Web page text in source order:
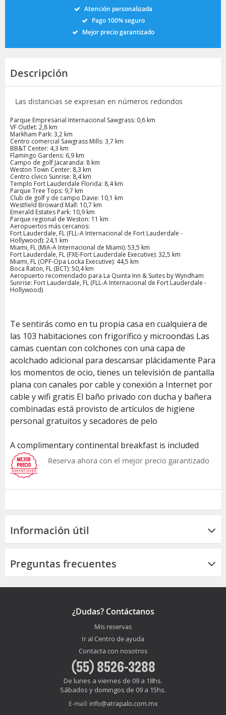
Atención personalizada
Pago 100% seguro
Mejor precio garantizado
Descripción
Las distancias se expresan en números redondos
Parque Empresarial Internacional Sawgrass: 0,6 km
VF Outlet: 2,8 km
Markham Park: 3,2 km
Centro comercial Sawgrass Mills: 3,7 km
BB&T Center: 4,3 km
Flamingo Gardens: 6,9 km
Campo de golf Jacaranda: 8 km
Weston Town Center: 8,3 km
Centro cívico Sunrise: 8,4 km
Templo Fort Lauderdale Florida: 8,4 km
Parque Tree Tops: 9,7 km
Club de golf y de campo Davie: 10,1 km
Westfield Broward Mall: 10,7 km
Emerald Estates Park: 10,9 km
Parque regional de Weston: 11 km
Aeropuertos más cercanos:
Fort Lauderdale, FL (FLL-A Internacional de Fort Lauderdale -
Hollywood): 24,1 km
Miami, FL (MIA-A Internacional de Miami): 53,5 km
Fort Lauderdale, FL (FXE-Fort Lauderdale Executive): 32,5 km
Miami, FL (OPF-Opa Locka Executive): 44,5 km
Boca Raton, FL (BCT): 50,4 km
Aeropuerto recomendado para La Quinta Inn & Suites by Wyndham
Sunrise: Fort Lauderdale, FL (FLL-A Internacional de Fort Lauderdale -
Hollywood)
Te sentirás como en tu propia casa en cualquiera de
las 103 habitaciones con frigorífico y microondas Las
camas cuentan con colchones con una capa de
acolchado adicional para descansar plácidamente Para
los momentos de ocio, tienes un televisión de pantalla
plana con canales por cable y conexión a Internet por
cable y wifi gratis El baño privado con ducha y bañera
combinadas está provisto de artículos de higiene
personal gratuitos y secadores de pelo
A complimentary continental breakfast is included
Reserva ahora con el mejor precio garantizado
Información útil
Preguntas frecuentes
¿Dudas? Contáctanos
Mis reservas
Ir al Centro de ayuda
Contacta con nosotros
(55) 8526-3288
De lunes a viernes de 09 a 18hs.
Sábados y domingos de 09 a 15hs.
E-mail: info@atrapalo.com.mx